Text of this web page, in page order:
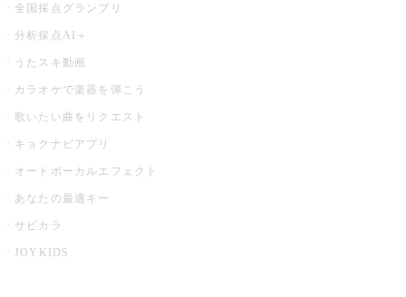
全国採点グランプリ
分析採点AI＋
うたスキ動画
カラオケで楽器を弾こう
歌いたい曲をリクエスト
キョクナビアプリ
オートボーカルエフェクト
あなたの最適キー
サビカラ
JOYKIDS